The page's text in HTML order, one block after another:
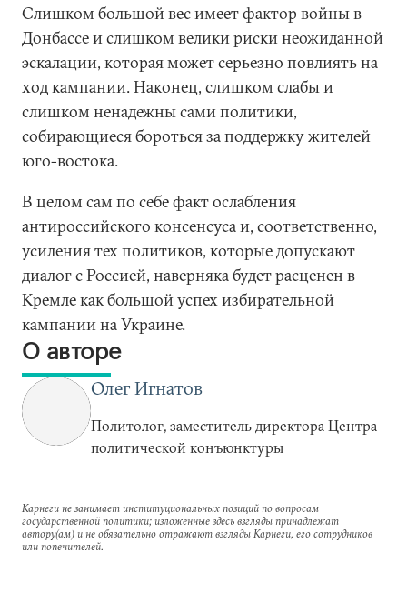
Слишком большой вес имеет фактор войны в
Донбассе и слишком велики риски неожиданной
эскалации, которая может серьезно повлиять на
ход кампании. Наконец, слишком слабы и
слишком ненадежны сами политики,
собирающиеся бороться за поддержку жителей
юго-востока.
В целом сам по себе факт ослабления
антироссийского консенсуса и, соответственно,
усиления тех политиков, которые допускают
диалог с Россией, наверняка будет расценен в
Кремле как большой успех избирательной
кампании на Украине.
О авторе
Олег Игнатов
Политолог, заместитель директора Центра
политической конъюнктуры
Карнеги не занимает институциональных позиций по вопросам
государственной политики; изложенные здесь взгляды принадлежат
автору(ам) и не обязательно отражают взгляды Карнеги, его сотрудников
или попечителей.